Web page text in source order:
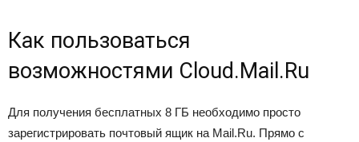
Как пользоваться
возможностями Cloud.Mail.Ru
Для получения бесплатных 8 ГБ необходимо просто
зарегистрировать почтовый ящик на Mail.Ru. Прямо с